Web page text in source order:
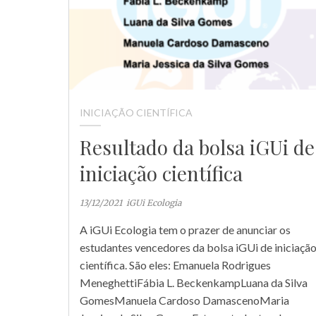
INICIAÇÃO CIENTÍFICA
Resultado da bolsa iGUi de
iniciação científica
13/12/2021 iGUi Ecologia
A iGUi Ecologia tem o prazer de anunciar os
estudantes vencedores da bolsa iGUi de iniciação
científica. São eles: Emanuela Rodrigues
MeneghettiFábia L. BeckenkampLuana da Silva
GomesManuela Cardoso DamascenoMaria